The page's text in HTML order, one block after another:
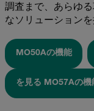
調査まで、あらゆ
なソリューションを
MO50Aの機能
を見る MO57Aの機